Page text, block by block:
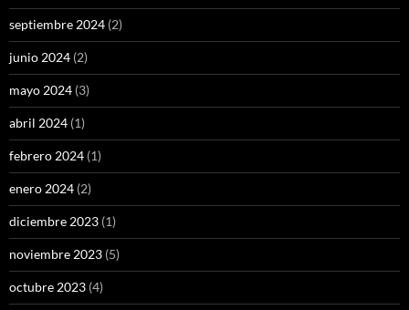
septiembre 2024 (2)
junio 2024 (2)
mayo 2024 (3)
abril 2024 (1)
febrero 2024 (1)
enero 2024 (2)
diciembre 2023 (1)
noviembre 2023 (5)
octubre 2023 (4)